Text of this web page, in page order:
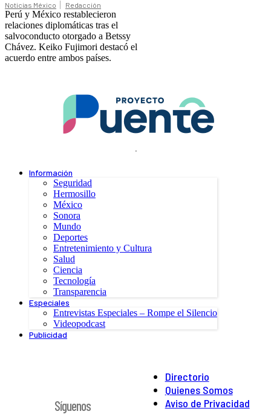
Noticias México Redacción
Perú y México restablecieron
relaciones diplomáticas tras el
salvoconducto otorgado a Betssy
Chávez. Keiko Fujimori destacó el
acuerdo entre ambos países.
.
Información
Seguridad
Hermosillo
México
Sonora
Mundo
Deportes
Entretenimiento y Cultura
Salud
Ciencia
Tecnología
Transparencia
Especiales
Entrevistas Especiales – Rompe el Silencio
Videopodcast
Publicidad
Directorio
Quienes Somos
Aviso de Privacidad
Síguenos